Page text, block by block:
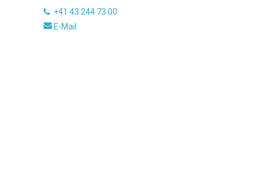
+41 43 244 73 00
E-Mail